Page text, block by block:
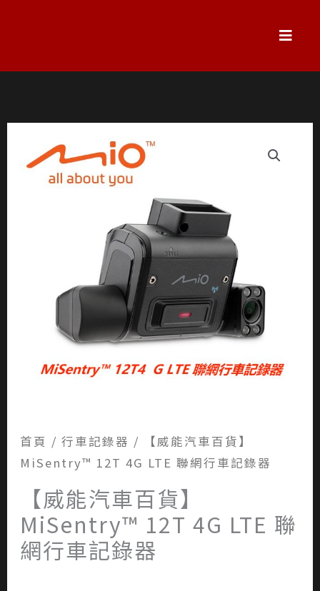
容
首頁 / 行車記錄器 / 【威能汽車百貨】
MiSentry™ 12T 4G LTE 聯網行車記錄器
【威能汽車百貨】
MiSentry™ 12T 4G LTE 聯
網行車記錄器